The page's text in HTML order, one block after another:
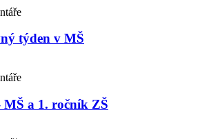
týden v MŠ
a 1. ročník ZŠ